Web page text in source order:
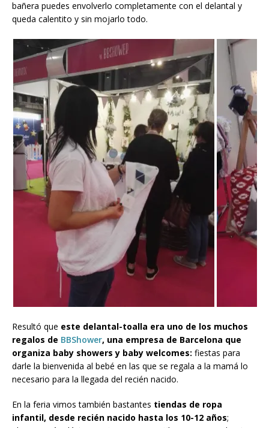
bañera puedes envolverlo completamente con el delantal y
queda calentito y sin mojarlo todo.
Resultó que este delantal-toalla era uno de los muchos
regalos de BBShower, una empresa de Barcelona que
organiza baby showers y baby welcomes: fiestas para
darle la bienvenida al bebé en las que se regala a la mamá lo
necesario para la llegada del recién nacido.
En la feria vimos también bastantes tiendas de ropa
infantil, desde recién nacido hasta los 10-12 años;